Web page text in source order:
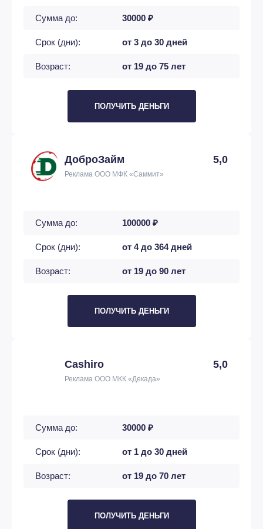
Сумма до: 30000 ₽
Срок (дни): от 3 до 30 дней
Возраст: от 19 до 75 лет
ПОЛУЧИТЬ ДЕНЬГИ
ДоброЗайм 5,0
Реклама ООО МФК «Саммит»
Сумма до: 100000 ₽
Срок (дни): от 4 до 364 дней
Возраст: от 19 до 90 лет
ПОЛУЧИТЬ ДЕНЬГИ
Cashiro 5,0
Реклама ООО МКК «Декада»
Сумма до: 30000 ₽
Срок (дни): от 1 до 30 дней
Возраст: от 19 до 70 лет
ПОЛУЧИТЬ ДЕНЬГИ